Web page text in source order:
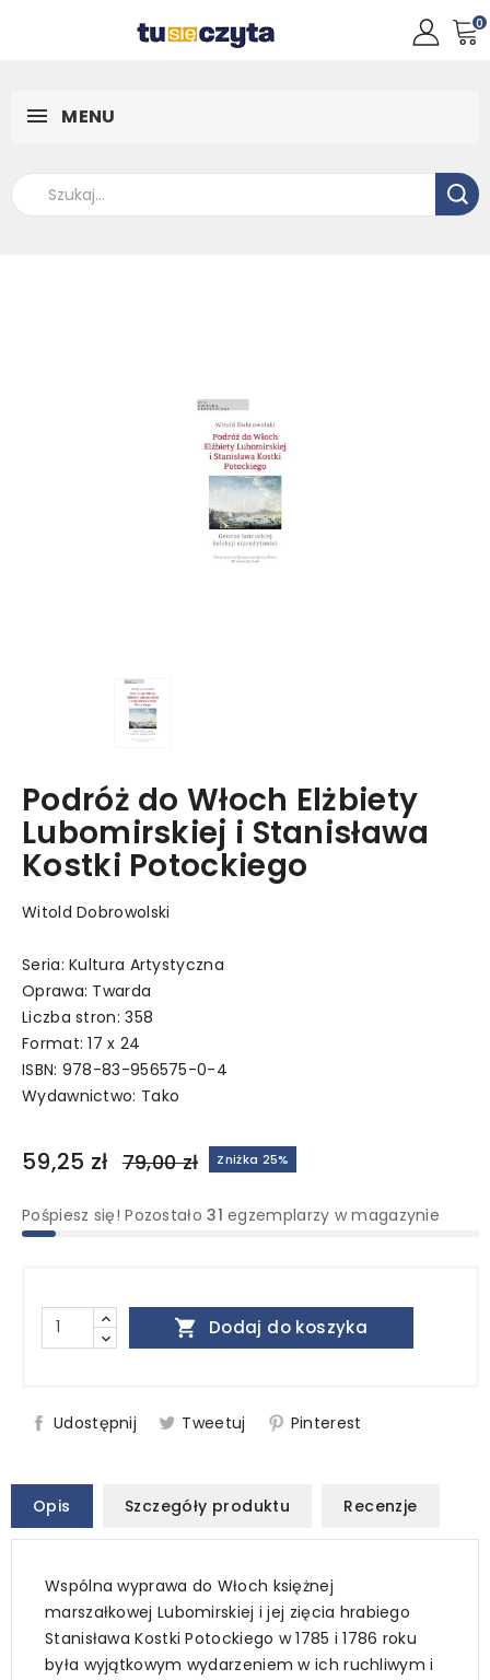
0
MENU
Podróż do Włoch Elżbiety
Lubomirskiej i Stanisława
Kostki Potockiego
Witold Dobrowolski
Seria: Kultura Artystyczna
Oprawa: Twarda
Liczba stron: 358
Format: 17 x 24
ISBN: 978-83-956575-0-4
Wydawnictwo: Tako
59,25 zł 79,00 zł Zniżka 25%
Pośpiesz się! Pozostało31egzemplarzy w magazynie
 Dodaj do koszyka
Udostępnij Tweetuj Pinterest
Opis Szczegóły produktu Recenzje
Wspólna wyprawa do Włoch księżnej
marszałkowej Lubomirskiej i jej zięcia hrabiego
Stanisława Kostki Potockiego w 1785 i 1786 roku
była wyjątkowym wydarzeniem w ich ruchliwym i